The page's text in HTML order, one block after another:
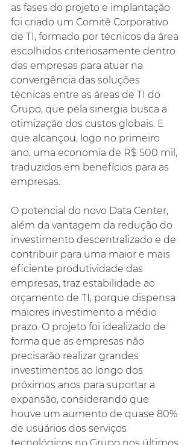
as fases do projeto e implantação
foi criado um Comitê Corporativo
de TI, formado por técnicos da área
escolhidos criteriosamente dentro
das empresas para atuar na
convergência das soluções
técnicas entre as áreas de TI do
Grupo, que pela sinergia busca a
otimização dos custos globais. E
que alcançou, logo no primeiro
ano, uma economia de R$ 500 mil,
traduzidos em benefícios para as
empresas.
O potencial do novo Data Center,
além da vantagem da redução do
investimento descentralizado e de
contribuir para uma maior e mais
eficiente produtividade das
empresas, traz estabilidade ao
orçamento de TI, porque dispensa
maiores investimento a médio
prazo. O projeto foi idealizado de
forma que as empresas não
precisarão realizar grandes
investimentos ao longo dos
próximos anos para suportar a
expansão, considerando que
houve um aumento de quase 80%
de usuários dos serviços